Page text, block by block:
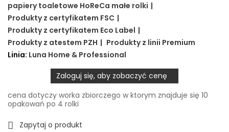
papiery toaletowe HoReCa małe rolki
Produkty z certyfikatem FSC
Produkty z certyfikatem Eco Label
Produkty z atestem PZH
Produkty z linii Premium
Linia: Luna Home & Professional
Zaloguj się, aby zobaczyć cenę
cena dotyczy worka zbiorczego w ktorym znajduje się 10
opakowań po 4 rolki

Zapytaj o produkt